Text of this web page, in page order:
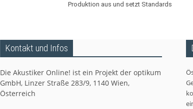
Produktion aus und setzt Standards
Kontakt und Infos
Die Akustiker Online! ist ein Projekt der optikum
GmbH, Linzer Straße 283/9, 1140 Wien,
Österreich